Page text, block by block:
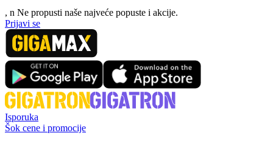
, n Ne propusti naše najveće popuste i akcije.
Prijavi se
Isporuka
Šok cene i promocije